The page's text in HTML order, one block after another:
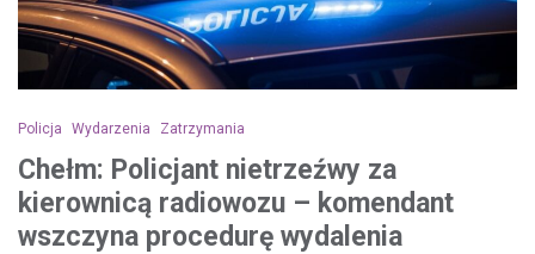
Policja Wydarzenia Zatrzymania
Chełm: Policjant nietrzeźwy za
kierownicą radiowozu – komendant
wszczyna procedurę wydalenia